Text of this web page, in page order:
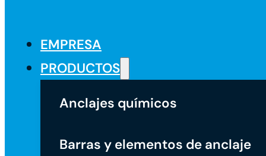
EMPRESA
PRODUCTOS
Anclajes químicos
Barras y elementos de anclaje